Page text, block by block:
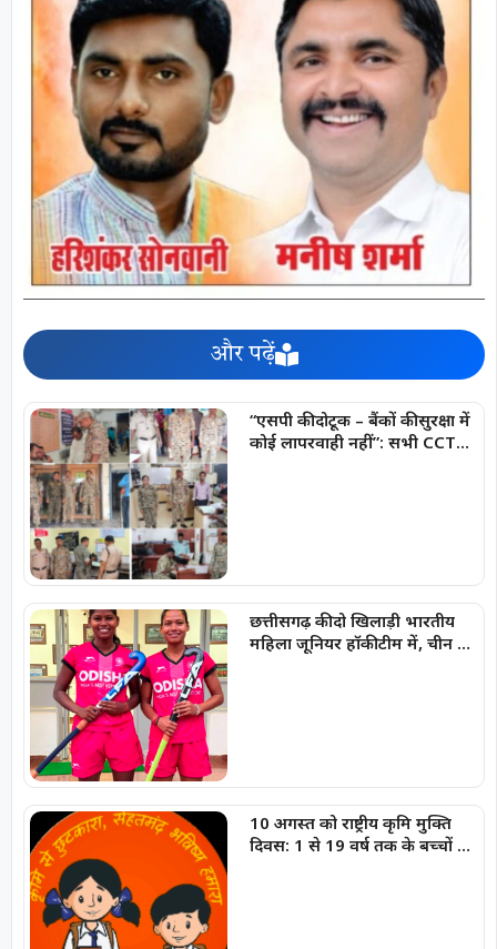
और पढ़ें
“एसपी की दोटूक – बैंकों की सुरक्षा में
कोई लापरवाही नहीं”: सभी CCTV
छत्तीसगढ़ की दो खिलाड़ी भारतीय
महिला जूनियर हॉकी टीम में, चीन में
10 अगस्त को राष्ट्रीय कृमि मुक्ति
दिवस: 1 से 19 वर्ष तक के बच्चों को